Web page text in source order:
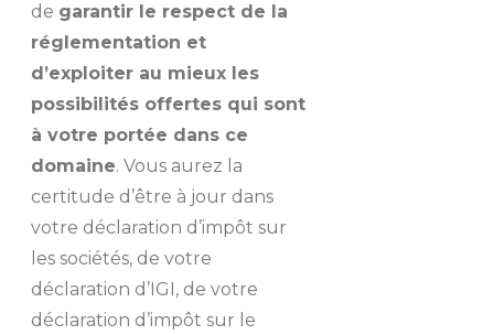
de garantir le respect de la
réglementation et
d’exploiter au mieux les
possibilités offertes qui sont
à votre portée dans ce
domaine. Vous aurez la
certitude d’être à jour dans
votre déclaration d’impôt sur
les sociétés, de votre
déclaration d’IGI, de votre
déclaration d’impôt sur le